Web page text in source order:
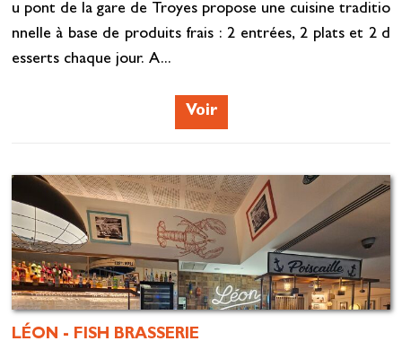
u pont de la gare de Troyes propose une cuisine traditio
nnelle à base de produits frais : 2 entrées, 2 plats et 2 d
esserts chaque jour. A...
Voir
LÉON - FISH BRASSERIE